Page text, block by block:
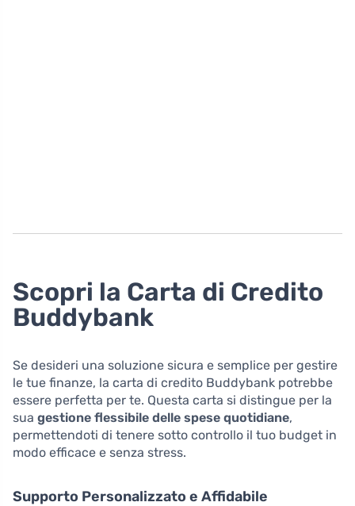
Scopri la Carta di Credito
Buddybank
Se desideri una soluzione sicura e semplice per gestire
le tue finanze, la carta di credito Buddybank potrebbe
essere perfetta per te. Questa carta si distingue per la
sua gestione flessibile delle spese quotidiane,
permettendoti di tenere sotto controllo il tuo budget in
modo efficace e senza stress.
Supporto Personalizzato e Affidabile